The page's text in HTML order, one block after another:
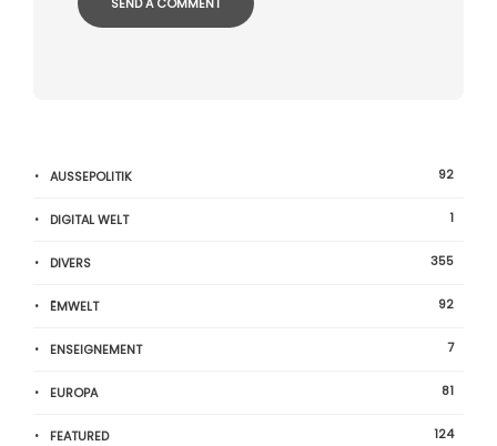
AUSSEPOLITIK 92
DIGITAL WELT 1
DIVERS 355
ËMWELT 92
ENSEIGNEMENT 7
EUROPA 81
FEATURED 124